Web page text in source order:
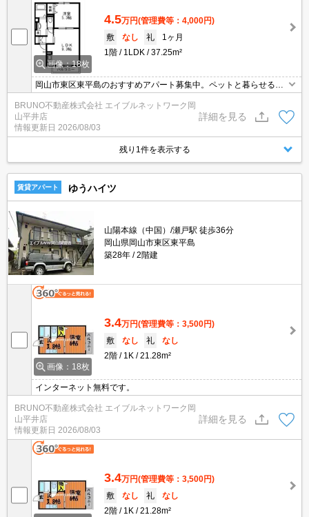
画像：18枚
4.5万円(管理費等：4,000円)
敷
なし 礼
1ヶ月
1階
1LDK 37.25m²
岡山市東区東平島のおすすめアパート募集中。ペットと暮らせるお
部屋、追い焚き機能付きバス、シャンプードレッサー付き。お気軽
にお問い合わせください。
BRUNO不動産株式会社 エイブルネットワーク岡
山平井店
情報更新日 2026/08/03
詳細を見る
残り1件を表示する
賃貸アパート ゆうハイツ
山陽本線（中国）/瀬戸駅 徒歩36分
岡山県岡山市東区東平島
築28年
2階建
画像：18枚
3.4万円(管理費等：3,500円)
敷
なし 礼
なし
2階
1K 21.28m²
インターネット無料です。
BRUNO不動産株式会社 エイブルネットワーク岡
山平井店
情報更新日 2026/08/03
詳細を見る
3.4万円(管理費等：3,500円)
敷
なし 礼
なし
2階
1K 21.28m²